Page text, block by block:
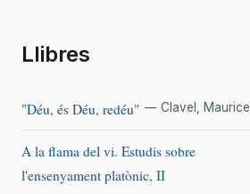
Llibres
"Déu, és Déu, redéu" — Clavel, Maurice
A la flama del vi. Estudis sobre
l'ensenyament platònic, II